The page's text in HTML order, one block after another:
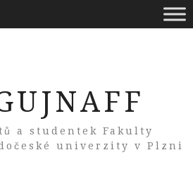
a studentek Fakulty
univerzity v Plzni